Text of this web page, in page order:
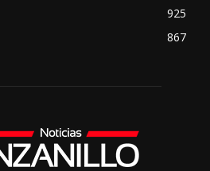
925
867